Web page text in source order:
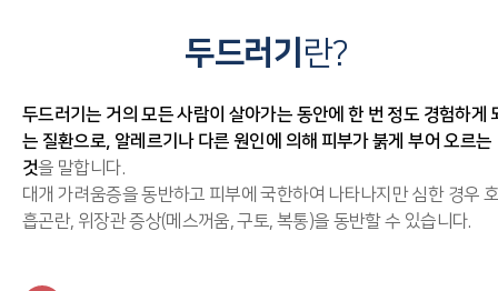
두드러기 란?
두드러기는 거의 모든 사람이 살아가는 동안에 한 번 정도 경험하게
는 질환으로, 알레르기나 다른 원인에 의해 피부가 붉게 부어 오르는
것을 말합니다.
대개 가려움증을 동반하고 피부에 국한하여 나타나지만 심한 경우 호
흡곤란, 위장관 증상(메스꺼움, 구토, 복통)을 동반할 수 있습니다.